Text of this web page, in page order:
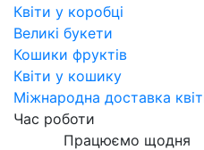
Квіти у коробці
Великі букети
Кошики фруктів
Квіти у кошику
Міжнародна доставка
Час роботи
Працюємо щодня